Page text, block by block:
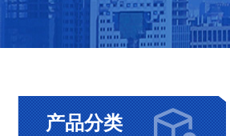
产品分类